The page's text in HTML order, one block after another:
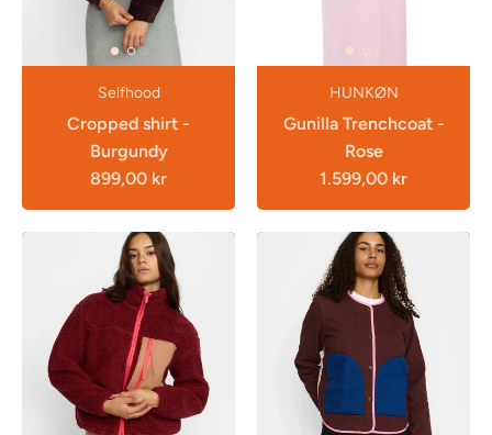
Selfhood
Cropped shirt -
Burgundy
899,00 kr
HUNKØN
Gunilla Trenchcoat -
Rose
1.599,00 kr